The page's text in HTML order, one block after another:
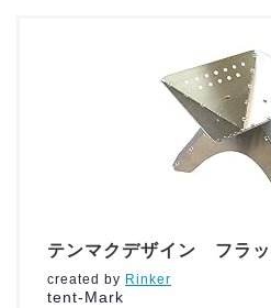
テンマクデザイン フラッ
created by Rinker
tent-Mark